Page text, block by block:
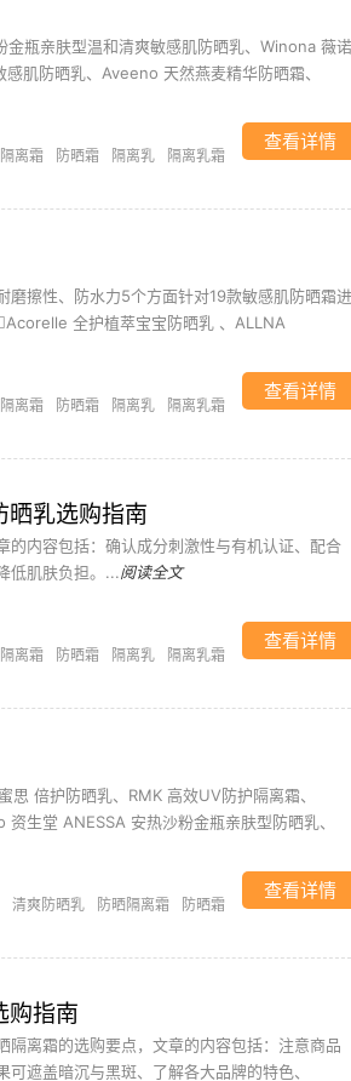
瓶亲肤型温和清爽敏感肌防晒乳、Winona 薇诺
肌防晒乳、Aveeno 天然燕麦精华防晒霜、
离霜 防晒霜 隔离乳 隔离乳霜
查看详情
擦性、防水力5个方面针对19款敏感肌防晒霜进
全护植萃宝宝防晒乳 、ALLNA
离霜 防晒霜 隔离乳 隔离乳霜
查看详情
晒乳选购指南
内容包括：确认成分刺激性与有机认证、配合
低肌肤负担。...阅读全文
离霜 防晒霜 隔离乳 隔离乳霜
查看详情
思 倍护防晒乳、RMK 高效UV防护隔离霜、
生堂 ANESSA 安热沙粉金瓶亲肤型防晒乳、
清爽防晒乳 防晒隔离霜 防晒霜
查看详情
购指南
离霜的选购要点，文章的内容包括：注意商品
遮盖暗沉与黑斑、了解各大品牌的特色、